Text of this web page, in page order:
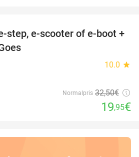
39%
step, e-scooter of e-boot +
10.0 star
Normalpris 32,50€
19,95€